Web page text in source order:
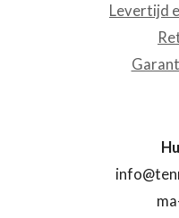
Levertijd